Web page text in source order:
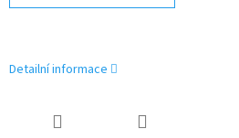
Detailní informace